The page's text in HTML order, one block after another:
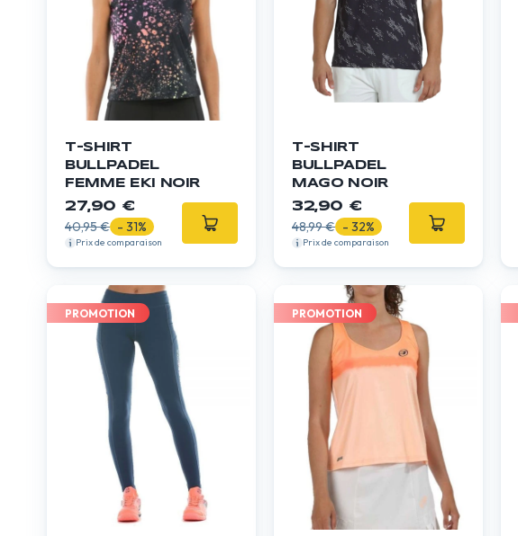
T-SHIRT
BULLPADEL
FEMME EKI NOIR
27,90 €
40,95 € - 31%
Prix de comparaison
T-SHIRT
BULLPADEL
MAGO NOIR
32,90 €
48,99 € - 32%
Prix de comparaison
PROMOTION PROMOTION